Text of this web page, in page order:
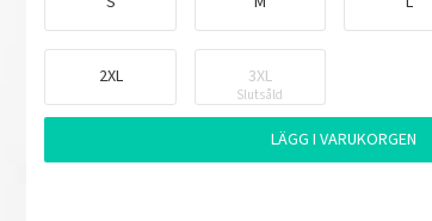
2XL 3XL
Slutsåld
LÄGG I VARUKORGEN